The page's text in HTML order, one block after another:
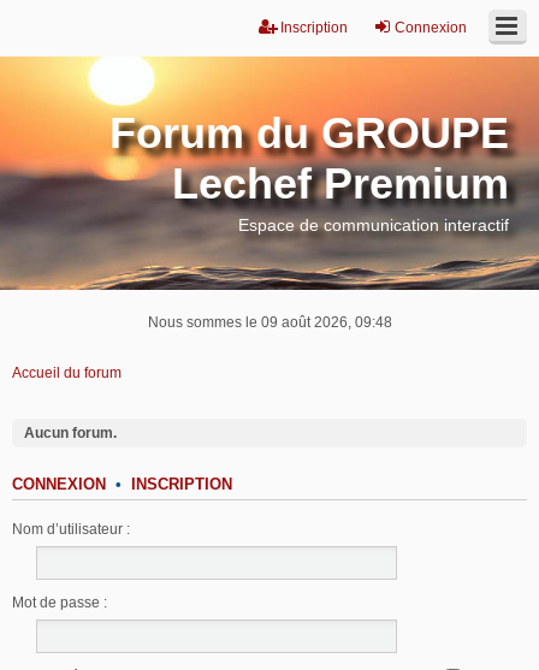
Connexion
Inscription
Forum du GROUPE
Lechef Premium
Espace de communication interactif
Nous sommes le 09 août 2026, 09:48
Accueil du forum
Aucun forum.
CONNEXION • INSCRIPTION
Nom d’utilisateur :
Mot de passe :